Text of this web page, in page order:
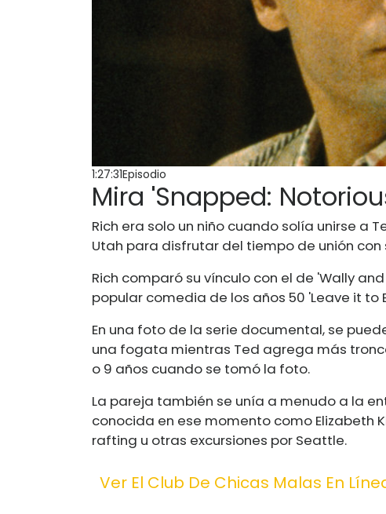
1:27:31Episodio
Mira 'Snapped:
Rich era solo un niño cuando solía unirse a
Utah para disfrutar del tiempo de unión con
Rich comparó su vínculo con el de 'Wally
popular comedia de los años 50 'Leave it to
En una foto de la serie documental, se
una fogata mientras Ted agrega más
o 9 años cuando se tomó la foto.
La pareja también se unía a menudo a la
conocida en ese momento como Elizabeth
rafting u otras excursiones por Seattle.
Ver El Club De Chicas Malas En